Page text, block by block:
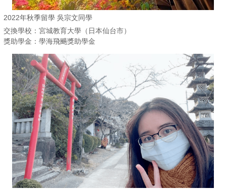
2022年秋季留學 吳宗文同學
交換學校：宮城教育大學（日本仙台市）
獎助學金：學海飛颺獎助學金